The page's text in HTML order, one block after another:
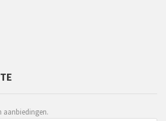
aanbiedingen.